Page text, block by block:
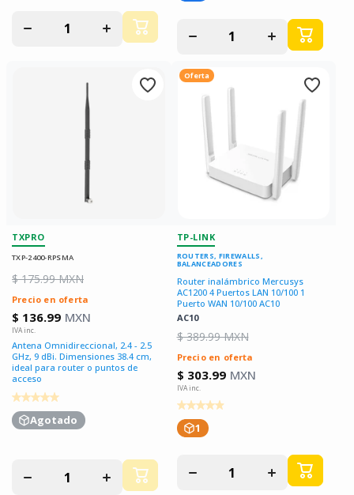
cantidad
Aumentar
cantidad
para
cantidad
Aumentar
cantidad
para
TXPRO
TXP-2400-RPSMA
Antena Omnidireccional, 2.4 - 2.5
GHz, 9 dBi. Dimensiones 38.4 cm,
ideal para router o puntos de
acceso
$ 175.99 MXN
Precio en oferta
$ 136.99 MXN
Agotado
cantidad
Aumentar
cantidad
para
Oferta
TP-LINK
ROUTERS, FIREWALLS,
BALANCEADORES
AC10
Router inalámbrico Mercusys
AC1200 4 Puertos LAN 10/100 1
Puerto WAN 10/100 AC10
$ 389.99 MXN
Precio en oferta
$ 303.99 MXN
1
cantidad
Aumentar
cantidad
para